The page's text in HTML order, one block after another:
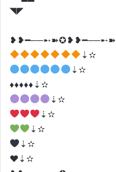
◥◤
❥❥━──➸➽✪❥❥━──➸➽
⇣✫
⇣✫
♦️♦️♦️♦️♦️⇣✫
⇣✫
⇣✫
⇣✫
⇣✫
♥️⇣✫